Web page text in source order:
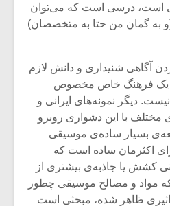
است، درسی است که می‌توان
به گمان من حتا به متخصصان)
آگاهی شنیداری و دانش لازم
یک فرهنگ خاص مخصوص
دیگر نمونه‌های ایرانی و
مختلف با این دشواری روبرو
بسیار ساده‌ی موسیقی
اکثرمان ساده است که
کشش یا جاذبه‌ی بیشتری از
که مواد و مصالح موسیقی چطور
ظاهر شده، مبحثی است